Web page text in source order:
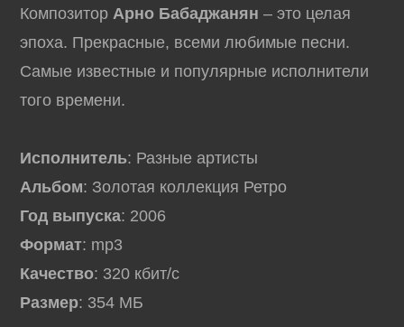
КомпозиторАрно Бабаджанян – это целая
эпоха. Прекрасные, всеми любимые песни.
Самые известные и популярные исполнители
того времени.
Исполнитель: Разные артисты
Альбом: Золотая коллекция Ретро
Год выпуска: 2006
Формат: mp3
Качество: 320 кбит/с
Размер: 354 МБ